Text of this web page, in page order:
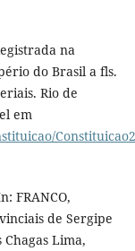
na
do Brasil a fls.
Rio de
em
FRANCO,
de Sergipe
Lima,